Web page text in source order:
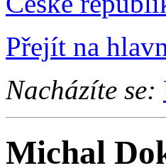
Přejít na
Nacházíte se:
Michal